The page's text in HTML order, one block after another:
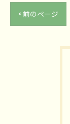
< 前のページ